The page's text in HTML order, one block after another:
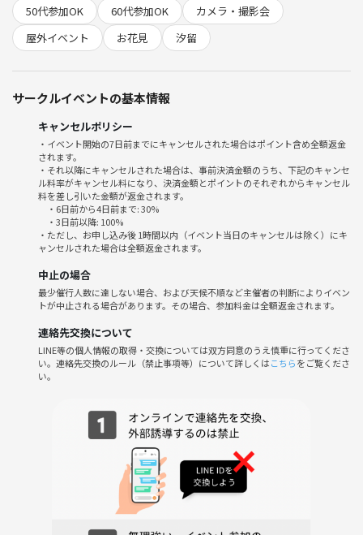
勧誘、ナンパ
他サークルの宣伝
主催者の指示に従わない
50代参加OK
60代参加OK
カメラ・撮影会
屋外イベント
お花見 汐留
サークルイベントの基本情報
キャンセルポリシー
・イベント開始の7日前までにキャンセルされた場合はポイント含め全額返金
されます。
・それ以降にキャンセルされた場合は、事前決済金額のうち、下記のキャンセ
ル料率がキャンセル料になり、決済金額とポイントのそれぞれからキャンセル
料を差し引いた金額が返金されます。
・6日前から4日前まで: 30%
・3日前以降: 100%
・ただし、お申し込み後 1時間以内（イベント当日のキャンセルは除く）にキ
ャンセルされた場合は全額返金されます。
中止の場合
最少催行人数に達しない場合、および天候不順など主催者の判断によりイベン
トが中止される場合があります。その場合、参加料金は全額返金されます。
連絡先交換について
LINE等の個人情報の取得・交換については双方同意のうえ慎重に行ってくださ
い。連絡先交換のルール（禁止事項等）について詳しくはこちらをご覧くださ
い。